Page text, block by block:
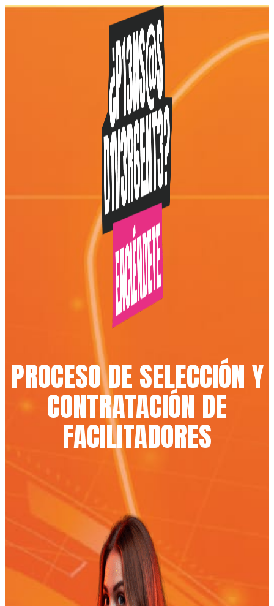
PROCESO DE SELECCIÓN Y
CONTRATACIÓN DE
FACILITADORES